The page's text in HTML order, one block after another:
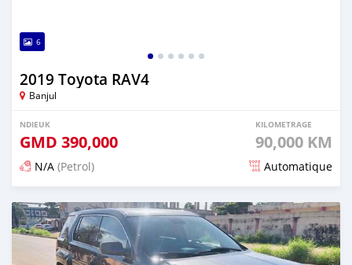
6
2019 Toyota RAV4
Banjul
NDIEUK
GMD 390,000
KILOMETRAGE
90,000 KM
N/A (Petrol) Automatique
Dougal na niou ko depuis 25 days